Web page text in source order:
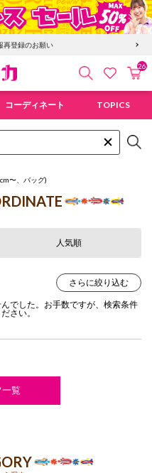
再登録のお願い
検索 お気にカ
26
コーディネート TOPICS
〜、バッグ)
人気順
さらに絞り込む
でした。お手数ですが、検索条件
さい。
一覧